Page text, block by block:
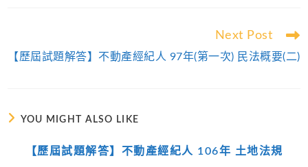
articles
Next Post
【歷屆試題解答】不動產經紀人 97年(第一次) 民法概要(二)
YOU MIGHT ALSO LIKE
【歷屆試題解答】不動產經紀人 106年 土地法規